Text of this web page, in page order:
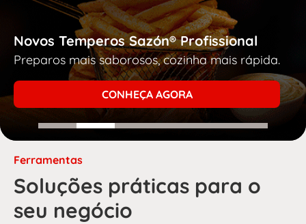
Novos Temperos Sazón® Profissional
Preparos mais saborosos, cozinha mais rápida.
CONHEÇA AGORA
Ferramentas
Soluções práticas para o
seu negócio